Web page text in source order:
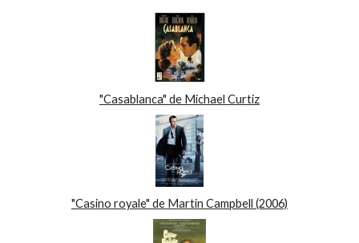
"Casablanca" de Michael Curtiz
"Casino royale" de Martin Campbell (2006)